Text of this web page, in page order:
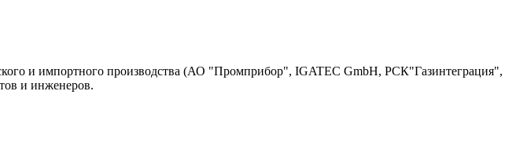
и импортного производства (АО "Промприбор", IGATEC GmbH, РСК"Газинтеграция",
и инженеров.